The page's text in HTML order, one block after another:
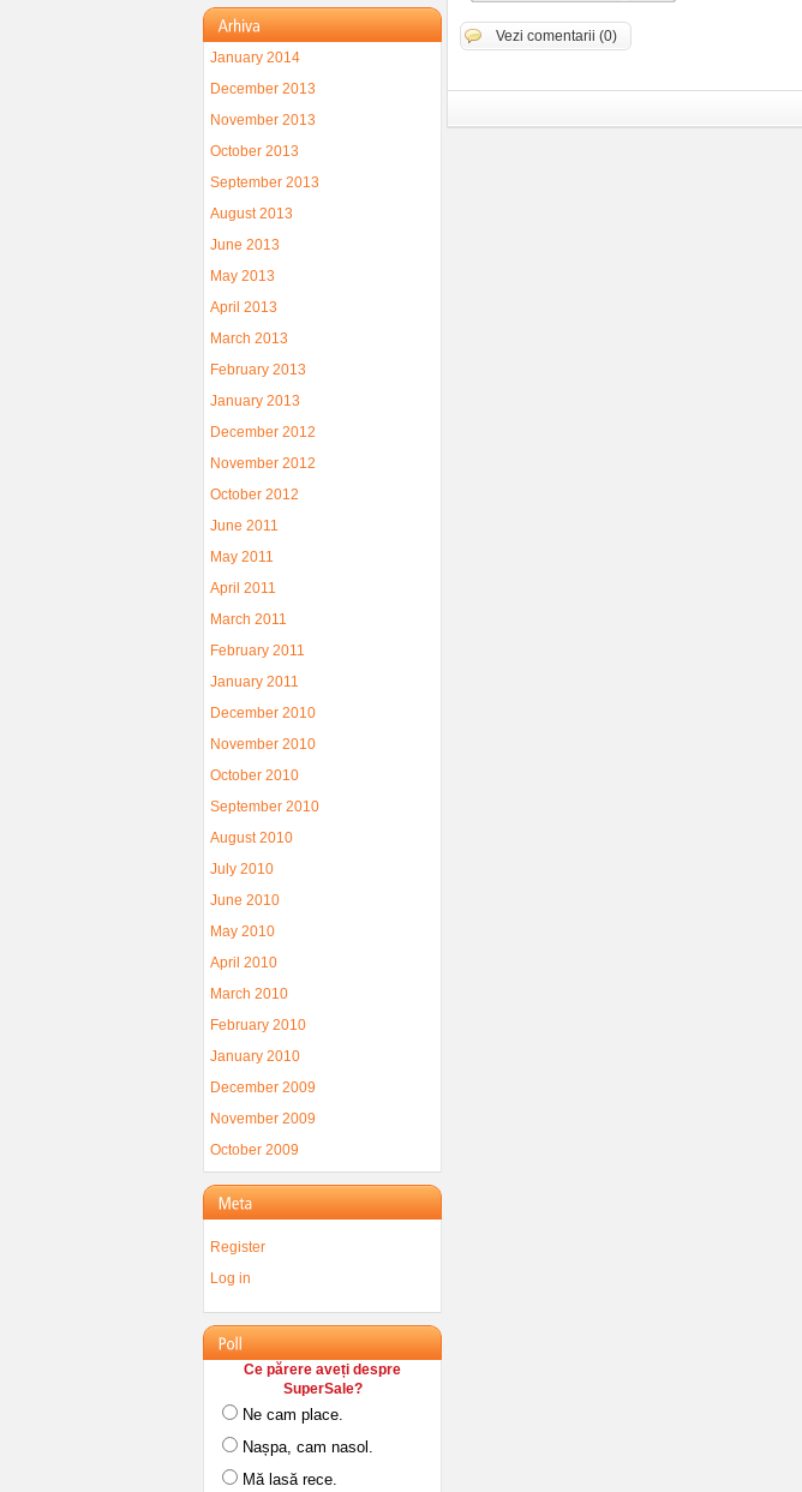
Vezi comentarii (0)
January 2014
December 2013
November 2013
October 2013
September 2013
August 2013
June 2013
May 2013
April 2013
March 2013
February 2013
January 2013
December 2012
November 2012
October 2012
June 2011
May 2011
April 2011
March 2011
February 2011
January 2011
December 2010
November 2010
October 2010
September 2010
August 2010
July 2010
June 2010
May 2010
April 2010
March 2010
February 2010
January 2010
December 2009
November 2009
October 2009
Register
Log in
Ce părere aveți despre
SuperSale?
Ne cam place.
Nașpa, cam nasol.
Mă lasă rece.